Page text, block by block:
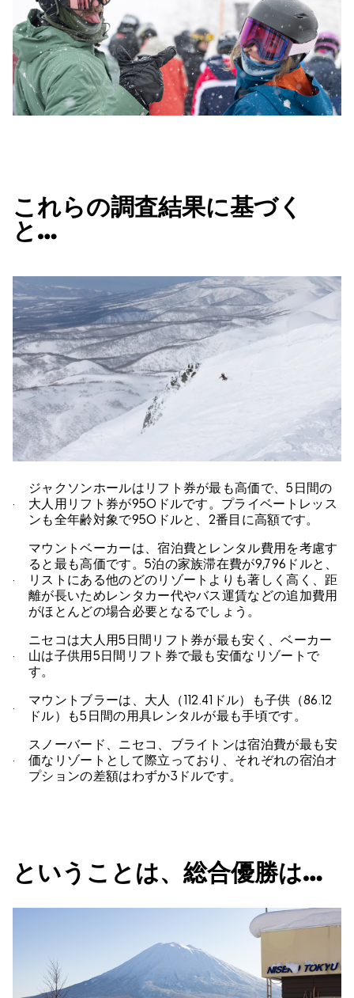
これらの調査結果に基づく
と…
ジャクソンホールはリフト券が最も高価で、5日間の
大人用リフト券が950ドルです。プライベートレッス
ンも全年齢対象で950ドルと、2番目に高額です。
マウントベーカーは、宿泊費とレンタル費用を考慮す
ると最も高価です。5泊の家族滞在費が9,796ドルと、
リストにある他のどのリゾートよりも著しく高く、距
離が長いためレンタカー代やバス運賃などの追加費用
がほとんどの場合必要となるでしょう。
ニセコは大人用5日間リフト券が最も安く、ベーカー
山は子供用5日間リフト券で最も安価なリゾートで
す。
マウントブラーは、大人（112.41ドル）も子供（86.12
ドル）も5日間の用具レンタルが最も手頃です。
スノーバード、ニセコ、ブライトンは宿泊費が最も安
価なリゾートとして際立っており、それぞれの宿泊オ
プションの差額はわずか3ドルです。
ということは、総合優勝は…